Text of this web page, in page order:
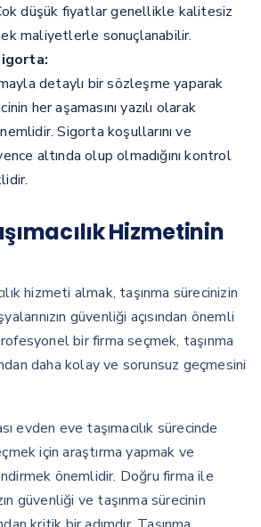
Çok düşük fiyatlar genellikle kalitesiz
maliyetlerle sonuçlanabilir.
detaylı bir sözleşme yaparak
her aşamasını yazılı olarak
Sigorta koşullarını ve
altında olup olmadığını kontrol
Hizmetinin
hizmeti almak, taşınma sürecinizin
güvenliği açısından önemli
bir firma seçmek, taşınma
daha kolay ve sorunsuz geçmesini
evden eve taşımacılık sürecinde
için araştırma yapmak ve
önemlidir. Doğru firma ile
güvenliği ve taşınma sürecinin